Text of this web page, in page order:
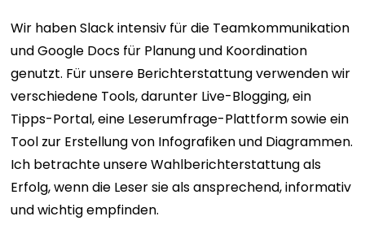
Wir haben Slack intensiv für die Teamkommunikation
und Google Docs für Planung und Koordination
genutzt. Für unsere Berichterstattung verwenden wir
verschiedene Tools, darunter Live-Blogging, ein
Tipps-Portal, eine Leserumfrage-Plattform sowie ein
Tool zur Erstellung von Infografiken und Diagrammen.
Ich betrachte unsere Wahlberichterstattung als
Erfolg, wenn die Leser sie als ansprechend, informativ
und wichtig empfinden.